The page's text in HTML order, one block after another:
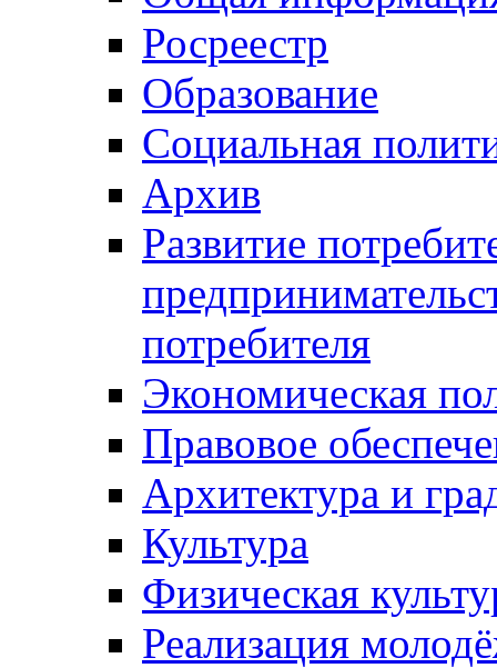
Росреестр
Образование
Социальная
Архив
Развитие
потребителя
Экономическая
Правовое
Архитектура и
Культура
Физическая
Реализация